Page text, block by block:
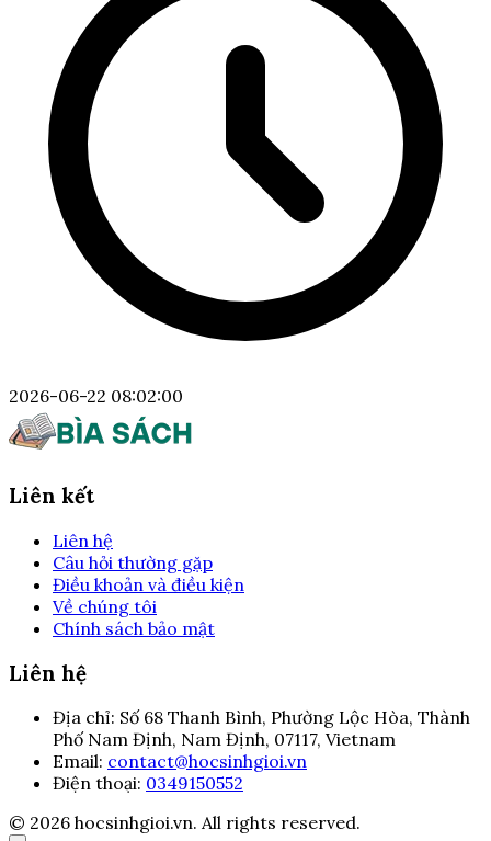
2026-06-22 08:02:00
Liên kết
Liên hệ
Câu hỏi thường gặp
Điều khoản và điều kiện
Về chúng tôi
Chính sách bảo mật
Liên hệ
Địa chỉ: Số 68 Thanh Bình, Phường Lộc Hòa, Thành
Phố Nam Định, Nam Định, 07117, Vietnam
Email: contact@hocsinhgioi.vn
Điện thoại: 0349150552
© 2026 hocsinhgioi.vn. All rights reserved.